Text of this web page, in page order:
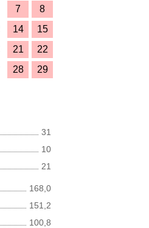
7
8
14
15
21
22
28
29
31
10
21
168,0
151,2
100,8